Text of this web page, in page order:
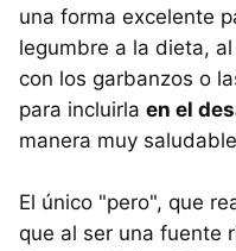
una forma excelente
legumbre a la dieta,
con los garbanzos o
para incluirla en el
manera muy
El único "pero", que
que al ser una fuente